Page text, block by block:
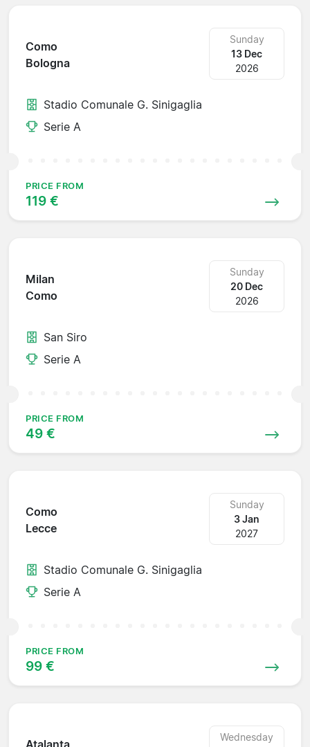
Como
Bologna
Sunday
13 Dec
2026
Stadio Comunale G. Sinigaglia
Serie A
PRICE FROM
119 €
Milan
Como
Sunday
20 Dec
2026
San Siro
Serie A
PRICE FROM
49 €
Como
Lecce
Sunday
3 Jan
2027
Stadio Comunale G. Sinigaglia
Serie A
PRICE FROM
99 €
Wednesday